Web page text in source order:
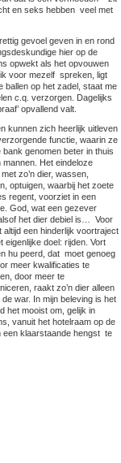
en seks hebben veel met
gevoel geven in en rond
hier op de
opwekt als het opvouwen
voor mezelf spreken, ligt
ballen op het zadel, staat me
c.q. verzorgen. Dagelijks
opvallend valt.
kunnen zich heerlijk uitleven
functie, waarin ze
bank genomen beter in thuis
mannen. Het eindeloze
zo’n dier, wassen,
optuigen, waarbij het zoete
regent, voorziet in een
God, wat een gezever
het dier debiel is… Voor
altijd een hinderlijk voortraject
eigenlijke doel: rijden. Vort
hu peerd, dat moet genoeg
meer kwalificaties te
door meer te
raakt zo’n dier alleen
de war. In mijn beleving is het
het mooist om, gelijk in
vanuit het hotelraam op de
een klaarstaande hengst te